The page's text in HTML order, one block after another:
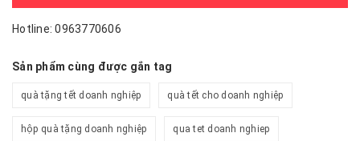
Hotline: 0963770606
Sản phẩm cùng được gắn tag
quà tặng tết doanh nghiệp quà tết cho doanh nghiệp
hộp quà tặng doanh nghiệp qua tet doanh nghiep